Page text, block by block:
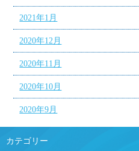
2021年1月
2020年12月
2020年11月
2020年10月
2020年9月
カテゴリー